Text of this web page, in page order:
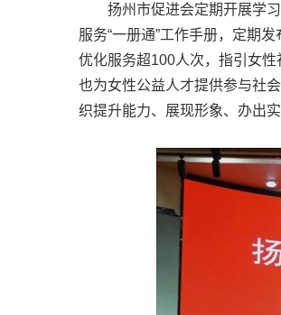
扬州市促进会定期开展学
服务“一册通”工作手册，定期
优化服务超100人次，指引女
也为女性公益人才提供参与社
织提升能力、展现形象、办出